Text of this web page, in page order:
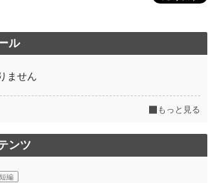
ル
ません
もっと見る
ンツ
短編